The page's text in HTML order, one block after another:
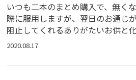
いつも二本のまとめ購入で、無く
際に服用しますが、翌日のお通じ
阻止してくれるありがたいお供と
2020.08.17